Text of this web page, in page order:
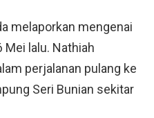
melaporkan mengenai
Mei lalu. Nathiah
perjalanan pulang ke
Seri Bunian sekitar